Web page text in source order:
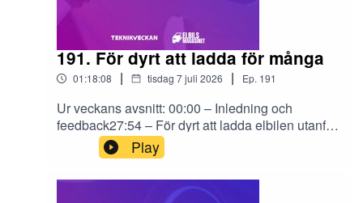
191. För dyrt att ladda för många
01:18:08 | tisdag 7 juli 2026 | Ep. 191
Ur veckans avsnitt: 00:00 – Inledning och
feedback27:54 – För dyrt att ladda elbilen utanför
hemmet tycker energimyndigheten38:10 – BMW
X5 (och lite IX5)46:00 – Xpeng L0349:00 –
Sömlös ladning med Vattenfall54:46 –
Carla 59:00 – German Car of the Year
Play